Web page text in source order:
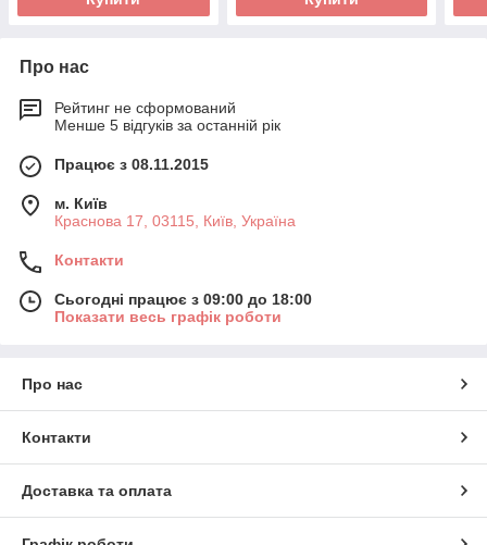
Про нас
Рейтинг не сформований
Менше 5 відгуків за останній рік
Працює з 08.11.2015
м. Київ
Краснова 17, 03115, Київ, Україна
Контакти
Сьогодні працює з 09:00 до 18:00
Показати весь графік роботи
Про нас
Контакти
Доставка та оплата